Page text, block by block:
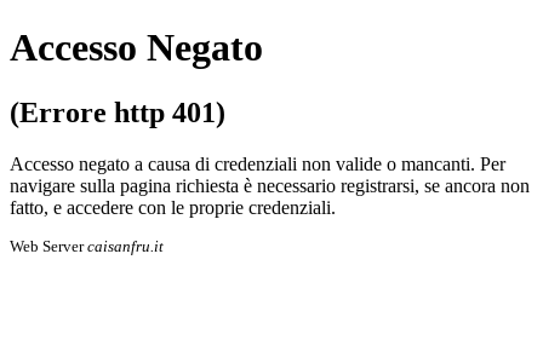
Accesso Negato
(Errore http 401)
Accesso negato a causa di credenziali non valide o mancanti. Per
navigare sulla pa­gi­na richiesta è necessario registrarsi, se an­co­ra non
fatto, e accedere con le proprie cre­den­zia­li.
Web Servercaisanfru.it